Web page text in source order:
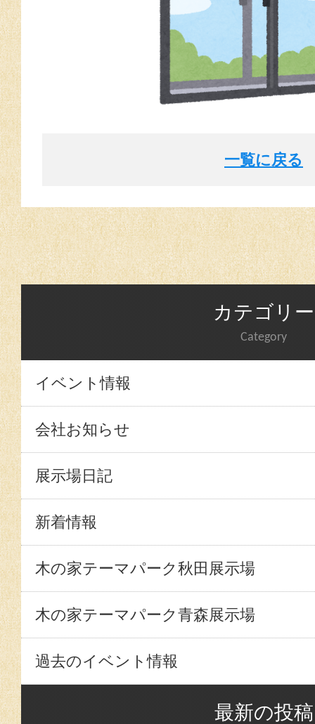
一覧に戻る
カテゴリー
Category
イベント情報
会社お知らせ
展示場日記
新着情報
木の家テーマパーク秋田展示場
木の家テーマパーク青森展示場
過去のイベント情報
最新の投稿